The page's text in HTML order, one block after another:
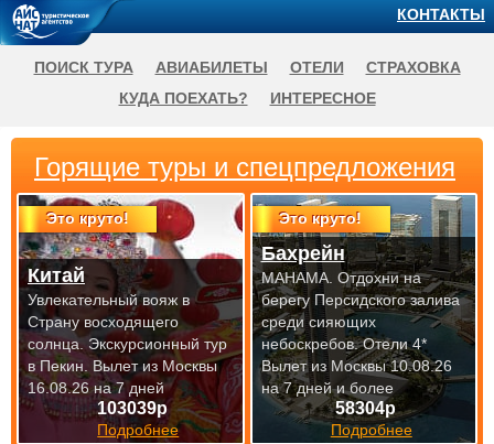
Горящие туры и спецпредложения
Это круто!
103039р
Подробнее
Китай
Увлекательный вояж в
Страну восходящего
солнца. Экскурсионный тур
в Пекин. Вылет из Москвы
16.08.26 на 7 дней
Это круто!
58304р
Подробнее
Бахрейн
МАНАМА. Отдохни на
берегу Персидского залива
среди сияющих
небоскребов. Отели 4*
Вылет из Москвы 10.08.26
на 7 дней и более
КОНТАКТЫ
ПОИСК ТУРА АВИАБИЛЕТЫ ОТЕЛИ
СТРАХОВКА
КУДА ПОЕХАТЬ?
ИНТЕРЕСНОЕ